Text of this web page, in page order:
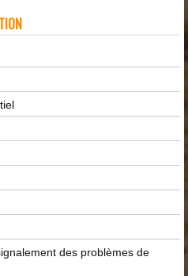
des problèmes de